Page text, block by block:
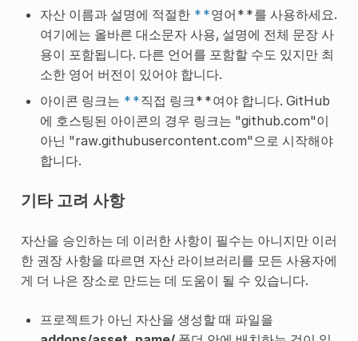
자산 이름과 설명에 적절한 **영어**를 사용하세요.
여기에는 올바른 대소문자 사용, 설명에 전체 문장 사
용이 포함됩니다. 다른 언어를 포함할 수도 있지만 최
소한 영어 버전이 있어야 합니다.
아이콘 링크는 **직접 링크**여야 합니다. GitHub
에 호스팅된 아이콘의 경우 링크는 "github.com"이
아닌 "raw.githubusercontent.com"으로 시작해야
합니다.
기타 고려 사항
자산을 승인하는 데 이러한 사항이 필수는 아니지만 이러
한 권장 사항을 따르면 자산 라이브러리를 모든 사용자에
게 더 나은 장소로 만드는 데 도움이 될 수 있습니다.
프로젝트가 아닌 자산을 생성할 때 파일을